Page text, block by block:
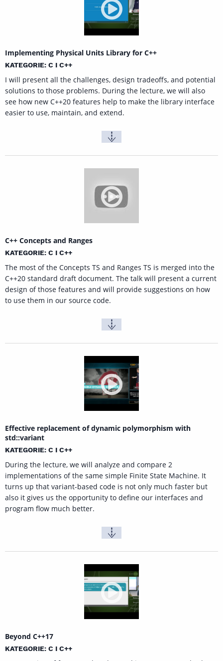
Implementing Physical Units Library for C++
KATEGORIE: C I C++
I will present all the challenges, design tradeoffs, and potential
solutions to those problems. During the lecture, we will also
see how new C++20 features help to make the library interface
easier to use, maintain, and extend.
C++ Concepts and Ranges
KATEGORIE: C I C++
The most of the Concepts TS and Ranges TS is merged into the
C++20 standard draft document. The talk will present a current
design of those features and will provide suggestions on how
to use them in our source code.
Effective replacement of dynamic polymorphism with
std::variant
KATEGORIE: C I C++
During the lecture, we will analyze and compare 2
implementations of the same simple Finite State Machine. It
turns up that variant-based code is not only much faster but
also it gives us the opportunity to define our interfaces and
program flow much better.
Beyond C++17
KATEGORIE: C I C++